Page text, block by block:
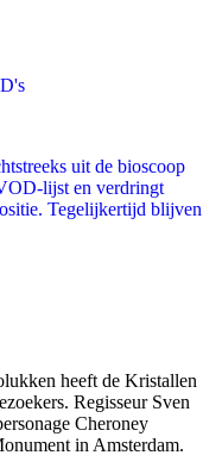
uit de bioscoop
lijst en verdringt
Tegelijkertijd blijven
heeft de Kristallen
Regisseur Sven
Cheroney
in Amsterdam.